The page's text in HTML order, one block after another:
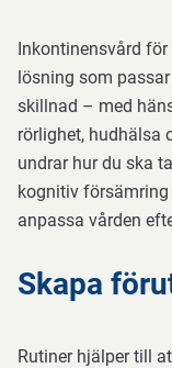
Inkontinensvård för
lösning som
skillnad – med
rörlighet, hudhälsa
undrar hur du ska
kognitiv
anpassa vården
Skapa
Rutiner hjälper till